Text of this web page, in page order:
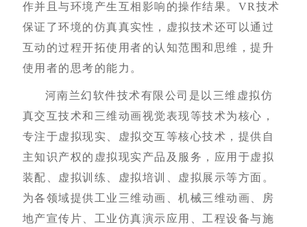
作并且与环境产生互相影响的操作结果。VR技术
保证了环境的仿真真实性，虚拟技术还可以通过
互动的过程开拓使用者的认知范围和思维，提升
使用者的思考的能力。
河南兰幻软件技术有限公司是以三维虚拟仿
真交互技术和三维动画视觉表现等技术为核心，
专注于虚拟现实、虚拟交互等核心技术，提供自
主知识产权的虚拟现实产品及服务，应用于虚拟
装配、虚拟训练、虚拟培训、虚拟展示等方面。
为各领域提供工业三维动画、机械三维动画、房
地产宣传片、工业仿真演示应用、工程设备与施